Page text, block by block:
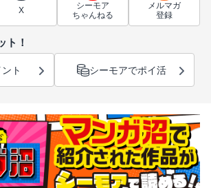
X
シーモア
ちゃんねる
メルマガ
登録
ト！
ト シーモアでポイ活